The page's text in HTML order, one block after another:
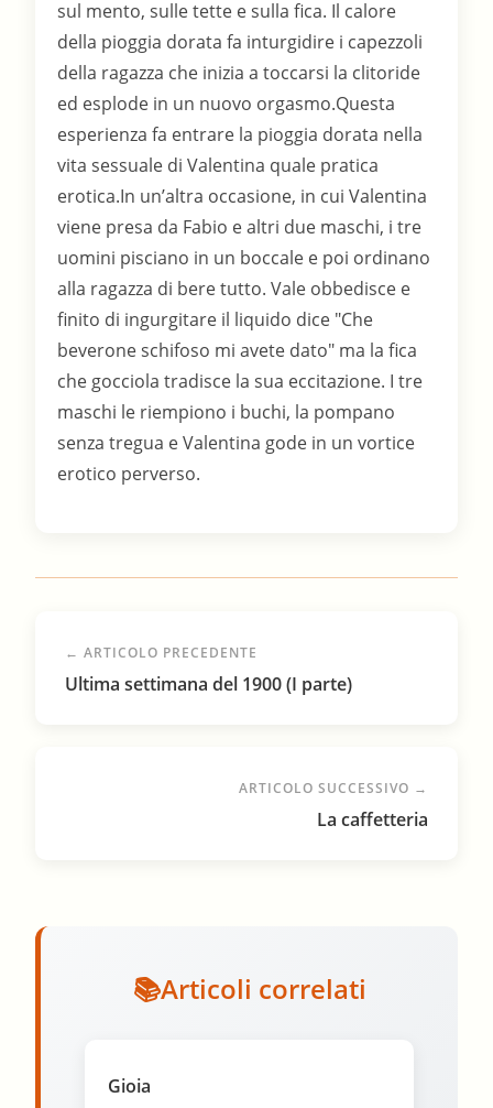
← ARTICOLO PRECEDENTE
Ultima settimana del 1900 (I parte)
ARTICOLO SUCCESSIVO →
La caffetteria
Articoli correlati
Gioia